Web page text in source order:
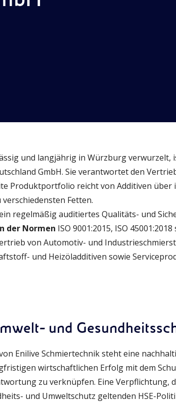
und langjährig in Würzburg verwurzelt,
GmbH. Sie verantwortet den
Produktportfolio reicht von Additiven über
verschiedensten Fetten.
regelmäßig auditiertes Qualitäts- und
der Normen ISO 9001:2015, ISO
von Automotiv- und
und Heizöladditiven sowie
und
Enilive Schmiertechnik steht eine
wirtschaftlichen Erfolg mit dem
zu verknüpfen. Eine Verpflichtung,
und Umweltschutz geltenden HSE-